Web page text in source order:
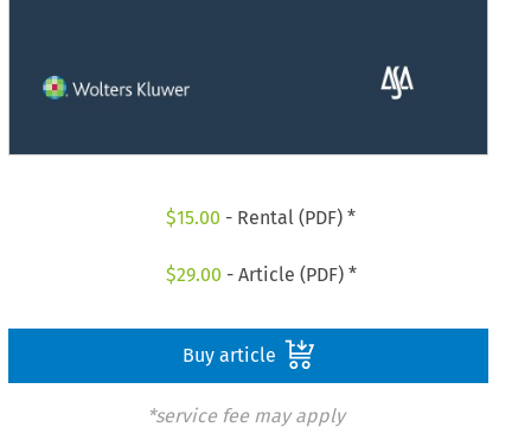
$15.00 - Rental (PDF) *
$29.00 - Article (PDF) *
Buy article
*service fee may apply